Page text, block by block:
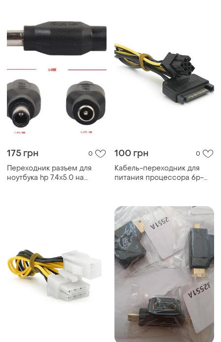
175 грн 0
Переходник разъем для
ноутбука hp 7.4x5.0 на
100 грн 0
Кабель-переходник для
питания процессора 6p-